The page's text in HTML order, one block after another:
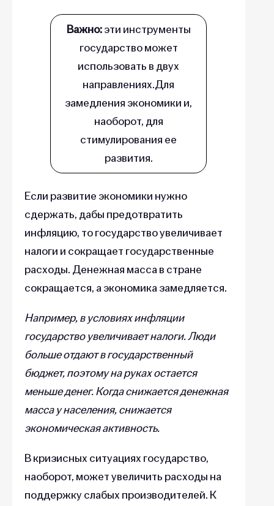
Важно:эти инструменты
государство может
использовать в двух
направлениях.Для
замедления экономики и,
наоборот, для
стимулирования ее
развития.
Если развитие экономики нужно
сдержать, дабы предотвратить
инфляцию, то государство увеличивает
налоги и сокращает государственные
расходы. Денежная масса в стране
сокращается, а экономика замедляется.
Например, в условиях инфляции
государство увеличивает налоги. Люди
больше отдают в государственный
бюджет, поэтому на руках остается
меньше денег. Когда снижается денежная
масса у населения, снижается
экономическая активность.
В кризисных ситуациях государство,
наоборот, может увеличить расходы на
поддержку слабых производителей. К